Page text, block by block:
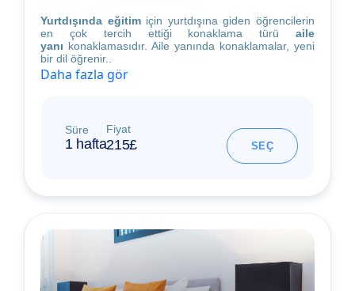
Yurtdışında eğitimiçin yurtdışına giden öğrencilerin
en çok tercih ettiği konaklama türü aile
yanı konaklamasıdır. Aile yanında konaklamalar, yeni
bir dil öğrenir..
Daha fazla gör
Süre
1 hafta
Fiyat
215£ SEÇ